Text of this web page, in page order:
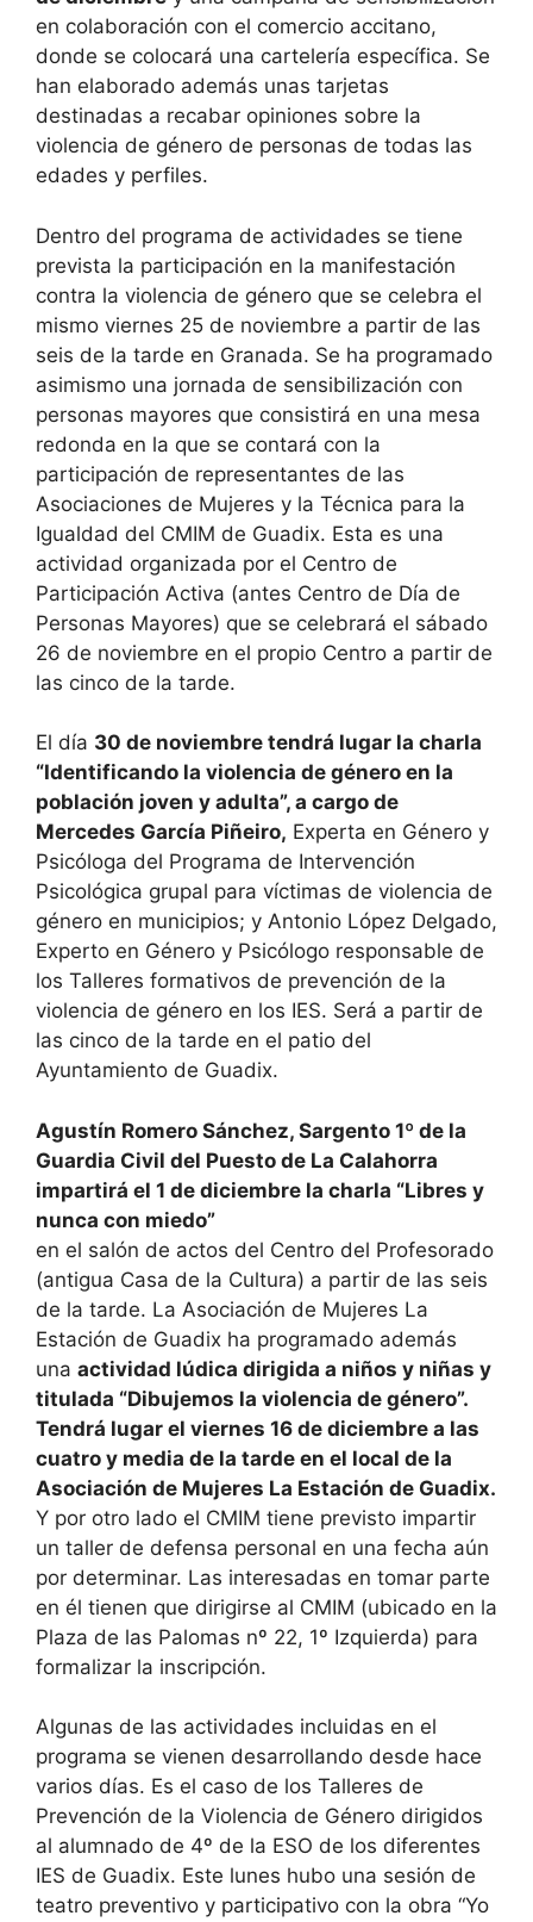
en colaboración con el comercio accitano,
donde se colocará una cartelería específica. Se
han elaborado además unas tarjetas
destinadas a recabar opiniones sobre la
violencia de género de personas de todas las
edades y perfiles.
Dentro del programa de actividades se tiene
prevista la participación en la manifestación
contra la violencia de género que se celebra el
mismo viernes 25 de noviembre a partir de las
seis de la tarde en Granada. Se ha programado
asimismo una jornada de sensibilización con
personas mayores que consistirá en una mesa
redonda en la que se contará con la
participación de representantes de las
Asociaciones de Mujeres y la Técnica para la
Igualdad del CMIM de Guadix. Esta es una
actividad organizada por el Centro de
Participación Activa (antes Centro de Día de
Personas Mayores) que se celebrará el sábado
26 de noviembre en el propio Centro a partir de
las cinco de la tarde.
El día 30 de noviembre tendrá lugar la charla
“Identificando la violencia de género en la
población joven y adulta”, a cargo de
Mercedes García Piñeiro, Experta en Género y
Psicóloga del Programa de Intervención
Psicológica grupal para víctimas de violencia de
género en municipios; y Antonio López Delgado,
Experto en Género y Psicólogo responsable de
los Talleres formativos de prevención de la
violencia de género en los IES. Será a partir de
las cinco de la tarde en el patio del
Ayuntamiento de Guadix.
Agustín Romero Sánchez, Sargento 1º de la
Guardia Civil del Puesto de La Calahorra
impartirá el 1 de diciembre la charla “Libres y
nunca con miedo”
en el salón de actos del Centro del Profesorado
(antigua Casa de la Cultura) a partir de las seis
de la tarde. La Asociación de Mujeres La
Estación de Guadix ha programado además
una actividad lúdica dirigida a niños y niñas y
titulada “Dibujemos la violencia de género”.
Tendrá lugar el viernes 16 de diciembre a las
cuatro y media de la tarde en el local de la
Asociación de Mujeres La Estación de Guadix.
Y por otro lado el CMIM tiene previsto impartir
un taller de defensa personal en una fecha aún
por determinar. Las interesadas en tomar parte
en él tienen que dirigirse al CMIM (ubicado en la
Plaza de las Palomas nº 22, 1º Izquierda) para
formalizar la inscripción.
Algunas de las actividades incluidas en el
programa se vienen desarrollando desde hace
varios días. Es el caso de los Talleres de
Prevención de la Violencia de Género dirigidos
al alumnado de 4º de la ESO de los diferentes
IES de Guadix. Este lunes hubo una sesión de
teatro preventivo y participativo con la obra “Yo